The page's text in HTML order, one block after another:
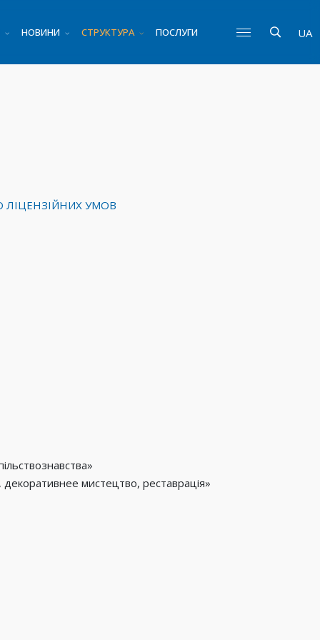
НОВИНИ СТРУКТУРА ПОСЛУГИ UA
ЛІЦЕНЗІЙНИХ УМОВ
декоративнее мистецтво, реставрація»